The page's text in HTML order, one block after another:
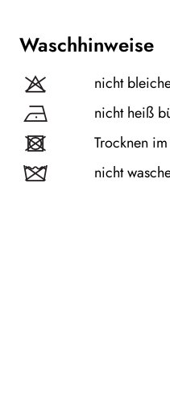
Waschhinweise
nicht
nicht heiß
Trocknen
nicht